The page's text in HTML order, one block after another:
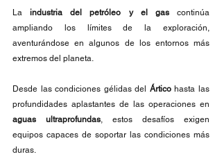
La industria del petróleo y el gas continúa
ampliando los límites de la exploración,
aventurándose en algunos de los entornos más
extremos del planeta.
Desde las condiciones gélidas del Ártico hasta las
aguas ultraprofundas, estos desafíos exigen
equipos capaces de soportar las condiciones más
duras.